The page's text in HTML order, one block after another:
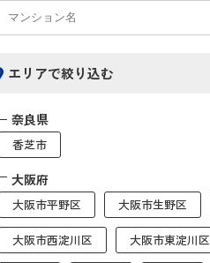
エリアで絞り込む
奈良県
香芝市
大阪府
大阪市平野区 大阪市生野区
大阪市西淀川区 大阪市東淀川区